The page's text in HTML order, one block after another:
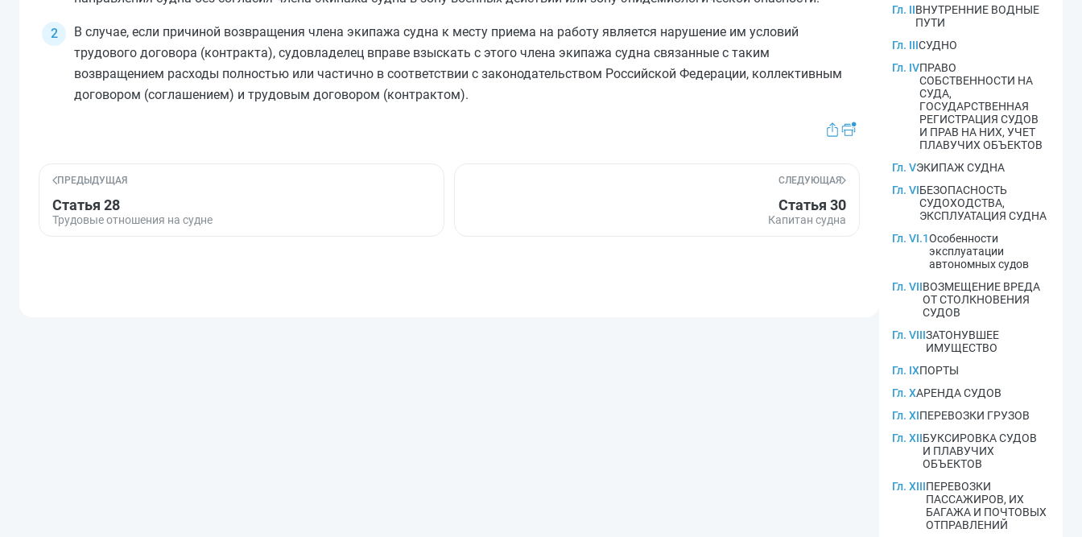
В случае, если причиной возвращения члена экипажа судна к месту приема на работу является нарушение им условий
трудового договора (контракта), судовладелец вправе взыскать с этого члена экипажа судна связанные с таким
возвращением расходы полностью или частично в соответствии с законодательством Российской Федерации, коллективным
договором (соглашением) и трудовым договором (контрактом).
ПРЕДЫДУЩАЯ
Статья 28
Трудовые отношения на судне
СЛЕДУЮЩАЯ
Статья 30
Капитан судна
Гл. IIВНУТРЕННИЕ ВОДНЫЕ
ПУТИ
Гл. IIIСУДНО
Гл. IVПРАВО
СОБСТВЕННОСТИ НА
СУДА,
ГОСУДАРСТВЕННАЯ
РЕГИСТРАЦИЯ СУДОВ
И ПРАВ НА НИХ, УЧЕТ
ПЛАВУЧИХ ОБЪЕКТОВ
Гл. VЭКИПАЖ СУДНА
Гл. VIБЕЗОПАСНОСТЬ
СУДОХОДСТВА,
ЭКСПЛУАТАЦИЯ СУДНА
Гл. VI.1Особенности
эксплуатации
автономных судов
Гл. VIIВОЗМЕЩЕНИЕ ВРЕДА
ОТ СТОЛКНОВЕНИЯ
СУДОВ
Гл. VIIIЗАТОНУВШЕЕ
ИМУЩЕСТВО
Гл. IXПОРТЫ
Гл. XАРЕНДА СУДОВ
Гл. XIПЕРЕВОЗКИ ГРУЗОВ
Гл. XIIБУКСИРОВКА СУДОВ
И ПЛАВУЧИХ
ОБЪЕКТОВ
Гл. XIIIПЕРЕВОЗКИ
ПАССАЖИРОВ, ИХ
БАГАЖА И ПОЧТОВЫХ
ОТПРАВЛЕНИЙ